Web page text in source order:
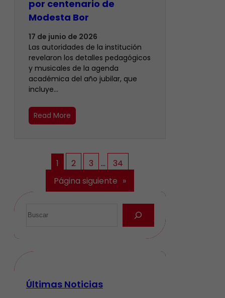
por centenario de
Modesta Bor
17 de junio de 2026
Las autoridades de la institución
revelaron los detalles pedagógicos
y musicales de la agenda
académica del año jubilar, que
incluye…
Read More
1 2 3 …
34
Página siguiente »
Últimas Noticias